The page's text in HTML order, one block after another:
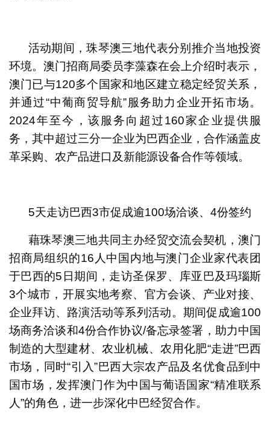
活动期间，珠琴澳三地代表分别推介当地投资
环境。澳门招商局委员李藻森在会上介绍时表示，
澳门已与120多个国家和地区建立稳定经贸关系，
并通过“中葡商贸导航”服务助力企业开拓市场。
2024年至今，该服务向超过160家企业提供服
务，其中超过三分一企业为巴西企业，合作涵盖皮
革采购、农产品进口及新能源设备合作等领域。
5天走访巴西3市促成逾100场洽谈、4份签约
藉珠琴澳三地共同主办经贸交流会契机，澳门
招商局组织的16人中国内地与澳门企业家代表团
于巴西的5日期间，走访圣保罗、库亚巴及玛瑙斯
3个城市，开展实地考察、官方会谈、产业对接、
企业拜访、路演活动等系列活动。期间促成逾100
场商务洽谈和4份合作协议/备忘录签署，助力中国
制造的大型建材、农业机械、农用化肥“走进”巴西
市场，同时“引入”巴西大宗农产品及名优食品到中
国市场，发挥澳门作为中国与葡语国家“精准联系
人”的角色，进一步深化中巴经贸合作。